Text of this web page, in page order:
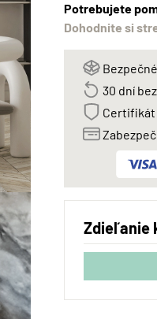
Potrebujete
Dohodnite si
30 dní
Certifikát
Zdieľanie